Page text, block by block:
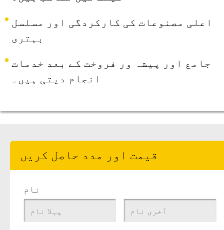
اعلی مصنوعات کی کارکردگی اور مسلسل
بہتری
جامع اور پیشہ ور فروخت کے بعد خدمات
انجام دیتی ہیں۔
قیمت اور مدد حاصل کریں
نام